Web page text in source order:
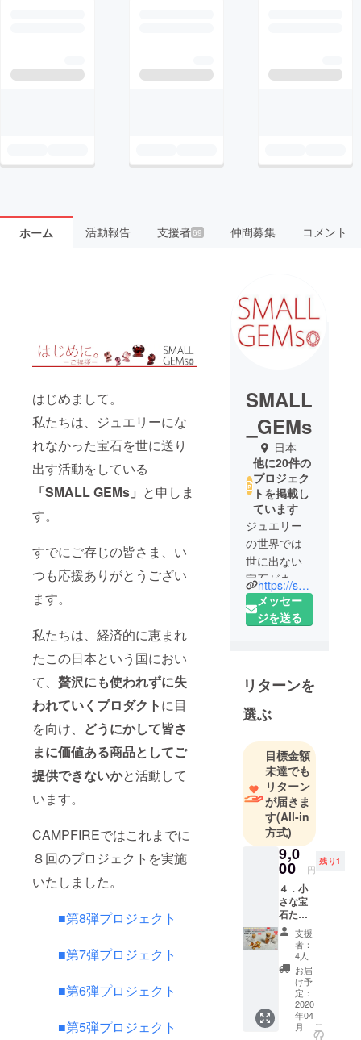
ホーム 活動報告 支援者69 仲間募集 コメント
はじめまして。
私たちは、ジュエリーにな
れなかった宝石を世に送り
出す活動をしている
「SMALL GEMs」 と申しま
す。
すでにご存じの皆さま、い
つも応援ありがとうござい
ます。
私たちは、経済的に恵まれ
たこの日本という国におい
て、 贅沢にも使われずに失
われていくプロダクトに目
を向け、 どうにかして皆さ
まに価値ある商品としてご
提供できないかと活動して
います。
CAMPFIREではこれまでに
８回のプロジェクトを実施
いたしました。
■第8弾プロジェクト
■第7弾プロジェクト
■第6弾プロジェクト
■第5弾プロジェクト
SMALL
_GEMs
日本
他に20件の
プロジェク
トを掲載し
ています
ジュエリー
の世界では
世に出ない
宝石がまだ
まだたくさ
んありま
い、キズや
カケなど理
由は
様々・・・
。SMALL
GEMs は、
そんな小さ
な宝石たち
を世に送り
出す活動を
始めまし
ご自身用
に。
ご家族・ご
友人へのプ
レゼント
に。
https://small-gems.candy-k-diamond.com
メッセー
ジを送る
リターンを
選ぶ
目標金額
未達でも
リターン
が届きま
す(All-in
方式)
9,0
00 円
残り1
４．小
さな宝
石たち
「オレ
ンジ
色」
【早
割】
（品
番：
O2002-
F-1）小
支援
者：
4人
お届
け予
定：
2020
年04
月
こ
の